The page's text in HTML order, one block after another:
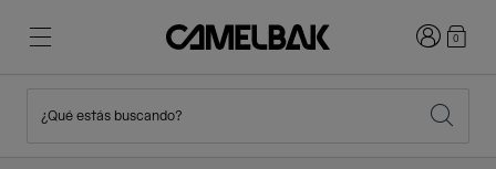
Iniciar0
¿Qué estás buscando?